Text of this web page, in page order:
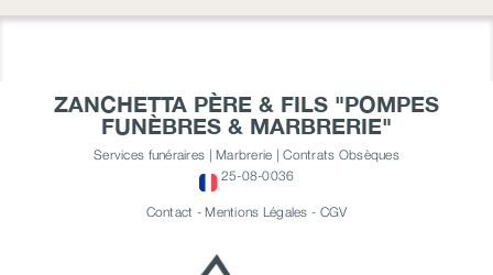
ZANCHETTA PÈRE & FILS "POMPES
FUNÈBRES & MARBRERIE"
Services funéraires | Marbrerie | Contrats Obsèques
25-08-0036
Contact -Mentions Légales - CGV